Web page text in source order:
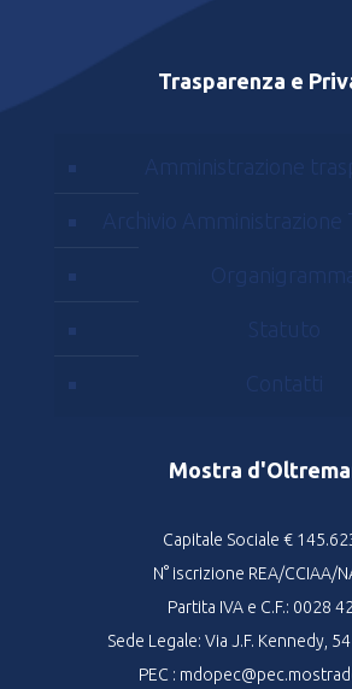
Trasparenza e
Amministrazione
Archivio Amministrazione
Statuto
Contatti
Mostra
Capitale Sociale €
N° iscrizione REA/CCIAA/
Partita IVA e C.F.: 0028
Sede Legale: Via J.F. Kennedy,
PEC :